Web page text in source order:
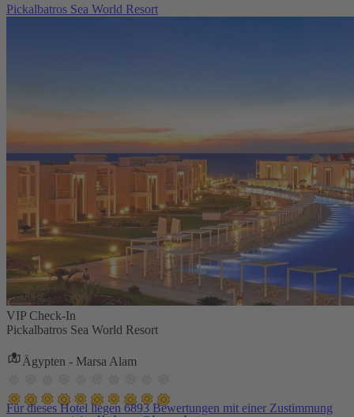
Pickalbatros Sea World Resort
VIP Check-In
Pickalbatros Sea World Resort
Ägypten - Marsa Alam
Für dieses Hotel liegen 6893 Bewertungen mit einer Zustimmung